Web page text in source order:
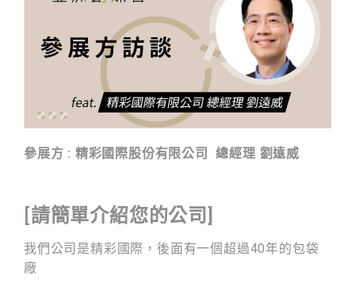
參展方 : 精彩國際股份有限公司 總經理 劉遠威
[請簡單介紹您的公司]
我們公司是精彩國際，後面有一個超過40年的包袋
廠